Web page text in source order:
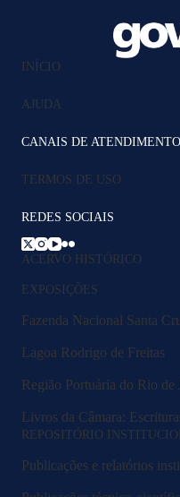
INÍCIO
AJUDA
CANAIS DE ATENDIMENTO
TERMOS DE USO
REDES SOCIAIS
ACERVO HISTÓRICO
EXPOSIÇÕES
Fazenda Nacional Santa
Lagoa Rodrigo de Freitas
Região Portuária do Rio de
Livros da Câmara:
REPOSITÓRIO
Publicações e relatórios